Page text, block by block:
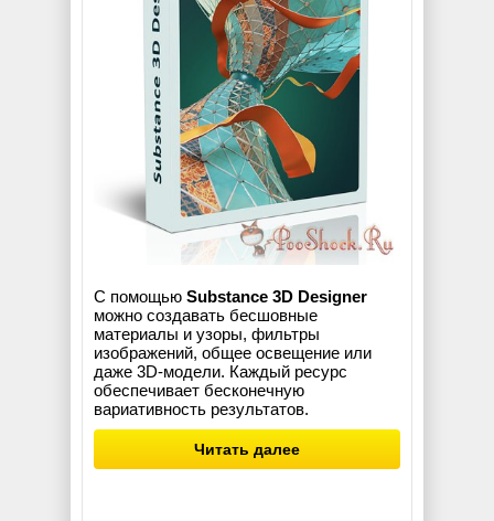
С помощью Substance 3D Designer
можно создавать бесшовные
материалы и узоры, фильтры
изображений, общее освещение или
даже 3D-модели. Каждый ресурс
обеспечивает бесконечную
вариативность результатов.
Читать далее